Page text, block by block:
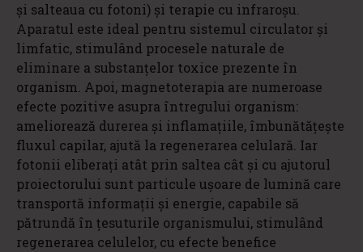
și salteaua cu fotoni) și terapie cu infraroșu.
Aparatul este ideal pentru sistemul circulator și
limfatic, stimulând procesele naturale de
eliminare a substanțelor toxice prezente în
organism. Apoi, magnetoterapia are numeroase
efecte pozitive asupra întregului organism:
ameliorează durerea și inflamațiile, îmbunătățește
fluxul capilar, ajută la regenerarea celulară. Iar
fotonii eliberați atât prin saltea cât și cu ajutorul
proiectorului sunt particule ușoare de lumină care
transportă informații și energie, capabile să
pătrundă în țesuturile organismului, stimulând
regenerarea celulelor, cu efecte benefice